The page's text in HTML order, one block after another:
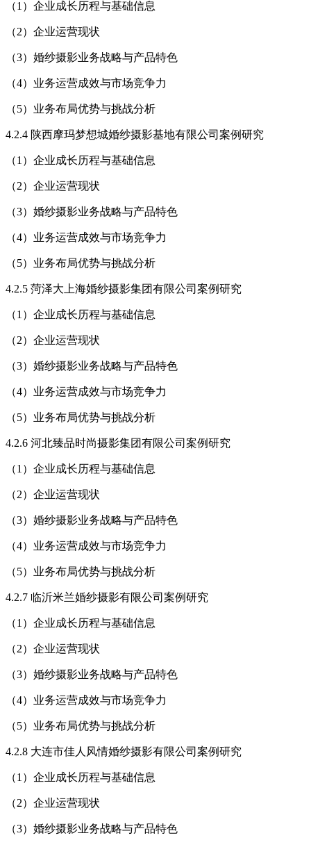
（1）企业成长历程与基础信息
（2）企业运营现状
（3）婚纱摄影业务战略与产品特色
（4）业务运营成效与市场竞争力
（5）业务布局优势与挑战分析
4.2.4 陕西摩玛梦想城婚纱摄影基地有限公司案例研究
（1）企业成长历程与基础信息
（2）企业运营现状
（3）婚纱摄影业务战略与产品特色
（4）业务运营成效与市场竞争力
（5）业务布局优势与挑战分析
4.2.5 菏泽大上海婚纱摄影集团有限公司案例研究
（1）企业成长历程与基础信息
（2）企业运营现状
（3）婚纱摄影业务战略与产品特色
（4）业务运营成效与市场竞争力
（5）业务布局优势与挑战分析
4.2.6 河北臻品时尚摄影集团有限公司案例研究
（1）企业成长历程与基础信息
（2）企业运营现状
（3）婚纱摄影业务战略与产品特色
（4）业务运营成效与市场竞争力
（5）业务布局优势与挑战分析
4.2.7 临沂米兰婚纱摄影有限公司案例研究
（1）企业成长历程与基础信息
（2）企业运营现状
（3）婚纱摄影业务战略与产品特色
（4）业务运营成效与市场竞争力
（5）业务布局优势与挑战分析
4.2.8 大连市佳人风情婚纱摄影有限公司案例研究
（1）企业成长历程与基础信息
（2）企业运营现状
（3）婚纱摄影业务战略与产品特色